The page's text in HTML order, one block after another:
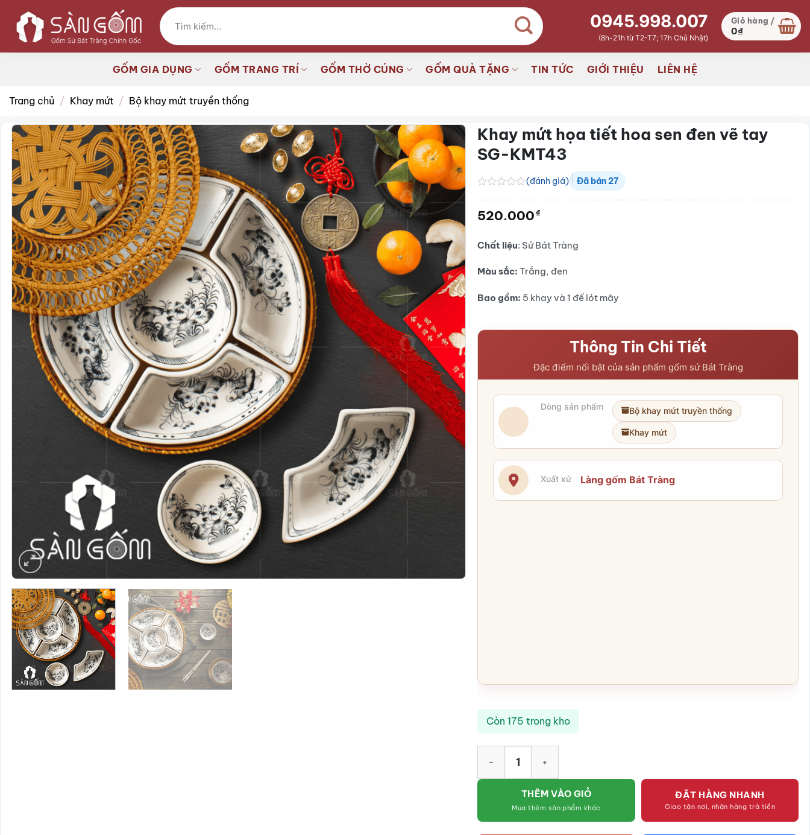
qua
dung
Tìm
kiếm:
0945.998.007
(8h-21h từ T2-T7; 17h Chủ Nhật)
Giỏ hàng /
0₫
GỐM GIA DỤNG GỐM TRANG TRÍ GỐM THỜ CÚNG GỐM QUÀ TẶNG TIN TỨC GIỚI THIỆU LIÊN HỆ
Trang chủ / Khay mứt / Bộ khay mứt truyền thống
Khay mứt họa tiết hoa sen đen vẽ tay
SG-KMT43
hạng
sao
(đánh giá) Đã bán27
520.000 ₫
Chất liệu: Sứ Bát Tràng
Màu sắc: Trắng, đen
Bao gồm: 5 khay và 1 đế lót mây
Thông Tin Chi Tiết
Đặc điểm nổi bật của sản phẩm gốm sứ Bát Tràng
Dòng sản phẩm Bộ khay mứt truyền thống
Khay mứt
Xuất xứ Làng gốm Bát Tràng
Còn 175 trong kho
THÊM VÀO GIỎ
Mua thêm sản phẩm khác
ĐẶT HÀNG NHANH
Giao tận nơi, nhận hàng trả tiền